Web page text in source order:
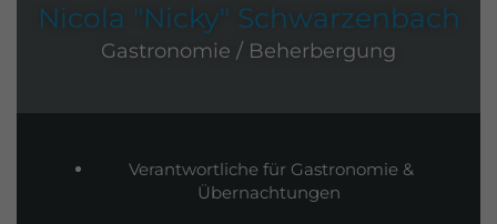
Nicola "Nicky" Schwarzenbach
Gastronomie / Beherbergung
Verantwortliche für Gastronomie &
Übernachtungen